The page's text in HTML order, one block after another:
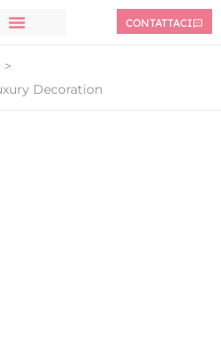
CONTATTACI
>
Decoration